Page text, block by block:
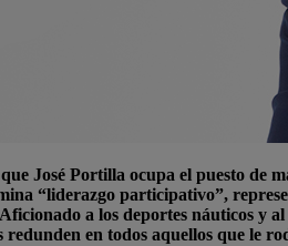
José Portilla ocupa el puesto de
“liderazgo participativo”,
a los deportes náuticos y
en todos aquellos que le